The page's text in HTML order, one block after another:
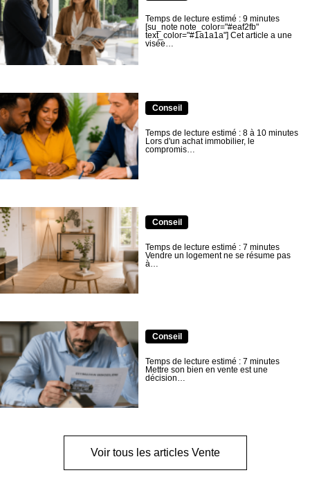
Temps de lecture estimé : 9 minutes
[su_note note_color="#eaf2fb"
text_color="#1a1a1a"] Cet article a une
visée…
Conseil
Temps de lecture estimé : 8 à 10 minutes
Lors d'un achat immobilier, le
compromis…
Conseil
Temps de lecture estimé : 7 minutes
Vendre un logement ne se résume pas
à…
Conseil
Temps de lecture estimé : 7 minutes
Mettre son bien en vente est une
décision…
Voir tous les articles Vente